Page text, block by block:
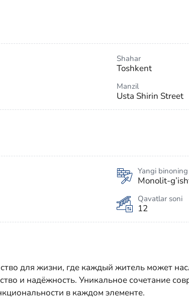
Shahar
Toshkent
Manzil
Usta Shirin Street
Yangi
Monolit-
Qavatlar soni
12
для жизни, где каждый житель может
и надёжность. Уникальное сочетание
в каждом элементе.